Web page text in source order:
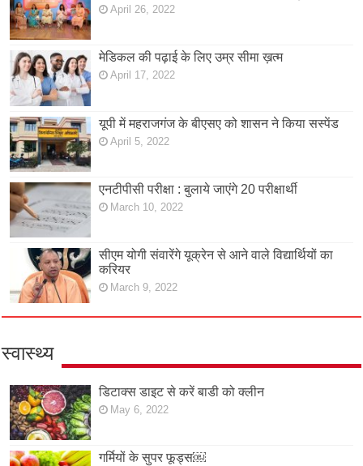
April 26, 2022
मेडिकल की पढ़ाई के लिए उम्र सीमा ख़त्म
April 17, 2022
यूपी में महराजगंज के बीएसए को शासन ने किया सस्पेंड
April 5, 2022
एनटीपीसी परीक्षा : बुलाये जाएंगे 20 परीक्षार्थी
March 10, 2022
सीएम योगी संवारेंगे यूक्रेन से आने वाले विद्यार्थियों का
करियर
March 9, 2022
स्वास्थ्य
डिटाक्स डाइट से करें बाडी को क्लीन
May 6, 2022
गर्मियों के सुपर फूड्स￼